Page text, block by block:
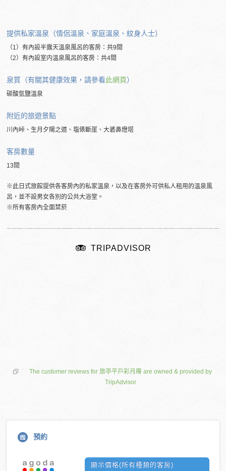
提供私家溫泉（情侶溫泉、家庭溫泉、紋身人士）
（1）有內設半露天溫泉風呂的客房：共9間
（2）有內設室内溫泉風呂的客房：共4間
泉質（有關其健康效果，請參看此網頁）
碳酸氫鹽溫泉
附近的旅遊景點
川內峠、生月夕陽之道、塩俵斷崖、大碆鼻燈塔
客房數量
13間
※此日式旅館提供各客房內的私家溫泉，以及在客房外可供私人租用的溫泉風
呂，並不設男女各別的公共大浴堂。
※所有客房內全面禁菸
TRIPADVISOR
The customer reviews for 旅亭平戶彩月庵 are owned & provided by
TripAdvisor
預約
顯示價格(所有種類的客房)